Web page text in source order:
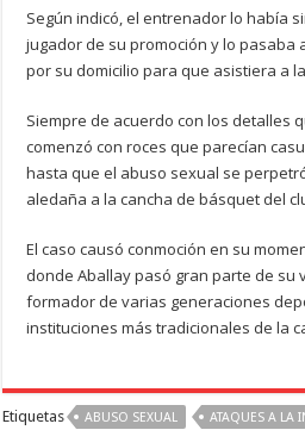
Según indicó, el entrenador lo había
jugador de su promoción y lo pasaba
por su domicilio para que asistiera a
Siempre de acuerdo con los detalles
comenzó con roces que parecían
hasta que el abuso sexual se
aledaña a la cancha de básquet del
El caso causó conmoción en su
donde Aballay pasó gran parte de su
formador de varias generaciones
instituciones más tradicionales de la
Etiquetas ABUSO SEXUAL
ATAQUES A LA